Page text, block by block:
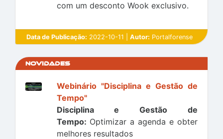
com um desconto Wook exclusivo.
Data de Publicação: 2022-10-11 | Autor: Portalforense
Novidades
Webinário "Disciplina e Gestão de
Tempo"
Disciplina e Gestão de
Tempo: Optimizar a agenda e obter
melhores resultados